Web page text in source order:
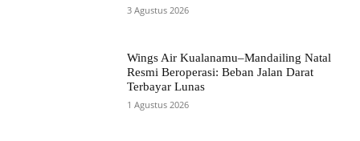
3 Agustus 2026
Wings Air Kualanamu–Mandailing Natal
Resmi Beroperasi: Beban Jalan Darat
Terbayar Lunas
1 Agustus 2026